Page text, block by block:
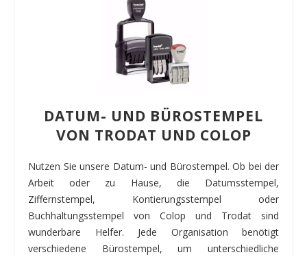
DATUM- UND BÜROSTEMPEL
VON TRODAT UND COLOP
Nutzen Sie unsere Datum- und Bürostempel. Ob bei der
Arbeit oder zu Hause, die Datumsstempel,
Ziffernstempel, Kontierungsstempel oder
Buchhaltungsstempel von Colop und Trodat sind
wunderbare Helfer. Jede Organisation benötigt
verschiedene Bürostempel, um unterschiedliche